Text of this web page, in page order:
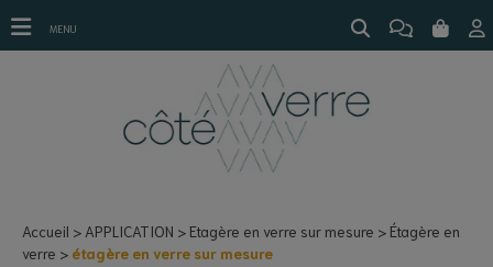
étagère en verre sur mesure
Accueil APPLICATION Etagère en verre sur mesure
Étagère en
verre
étagère en verre sur mesure
MENU